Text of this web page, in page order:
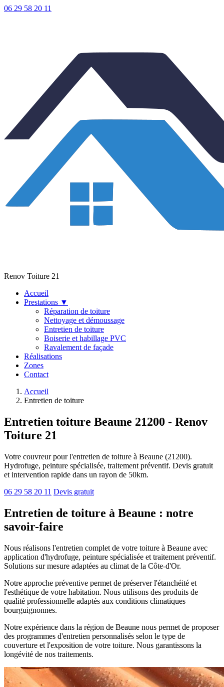
06 29 58 20 11
Renov Toiture 21
Accueil
Prestations ▼
Réparation de toiture
Nettoyage et démoussage
Entretien de toiture
Boiserie et habillage PVC
Ravalement de façade
Réalisations
Zones
Contact
Accueil
Entretien de toiture
Entretien toiture Beaune 21200 - Renov
Toiture 21
Votre couvreur pour l'entretien de toiture à Beaune (21200).
Hydrofuge, peinture spécialisée, traitement préventif. Devis gratuit
et intervention rapide dans un rayon de 50km.
06 29 58 20 11 Devis gratuit
Entretien de toiture à Beaune : notre
savoir-faire
Nous réalisons l'entretien complet de votre toiture à Beaune avec
application d'hydrofuge, peinture spécialisée et traitement préventif.
Solutions sur mesure adaptées au climat de la Côte-d'Or.
Notre approche préventive permet de préserver l'étanchéité et
l'esthétique de votre habitation. Nous utilisons des produits de
qualité professionnelle adaptés aux conditions climatiques
bourguignonnes.
Notre expérience dans la région de Beaune nous permet de proposer
des programmes d'entretien personnalisés selon le type de
couverture et l'exposition de votre toiture. Nous garantissons la
longévité de nos traitements.